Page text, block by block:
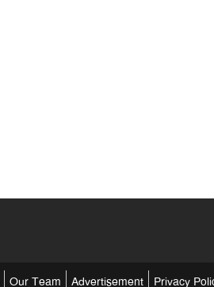
Our Team Advertisement Privacy